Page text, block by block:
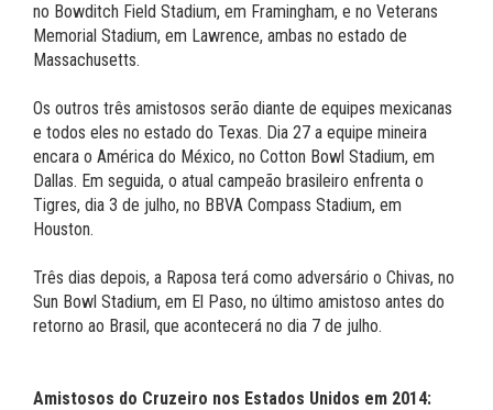
no Bowditch Field Stadium, em Framingham, e no Veterans
Memorial Stadium, em Lawrence, ambas no estado de
Massachusetts.
Os outros três amistosos serão diante de equipes mexicanas
e todos eles no estado do Texas. Dia 27 a equipe mineira
encara o América do México, no Cotton Bowl Stadium, em
Dallas. Em seguida, o atual campeão brasileiro enfrenta o
Tigres, dia 3 de julho, no BBVA Compass Stadium, em
Houston.
Três dias depois, a Raposa terá como adversário o Chivas, no
Sun Bowl Stadium, em El Paso, no último amistoso antes do
retorno ao Brasil, que acontecerá no dia 7 de julho.
Amistosos do Cruzeiro nos Estados Unidos em 2014: